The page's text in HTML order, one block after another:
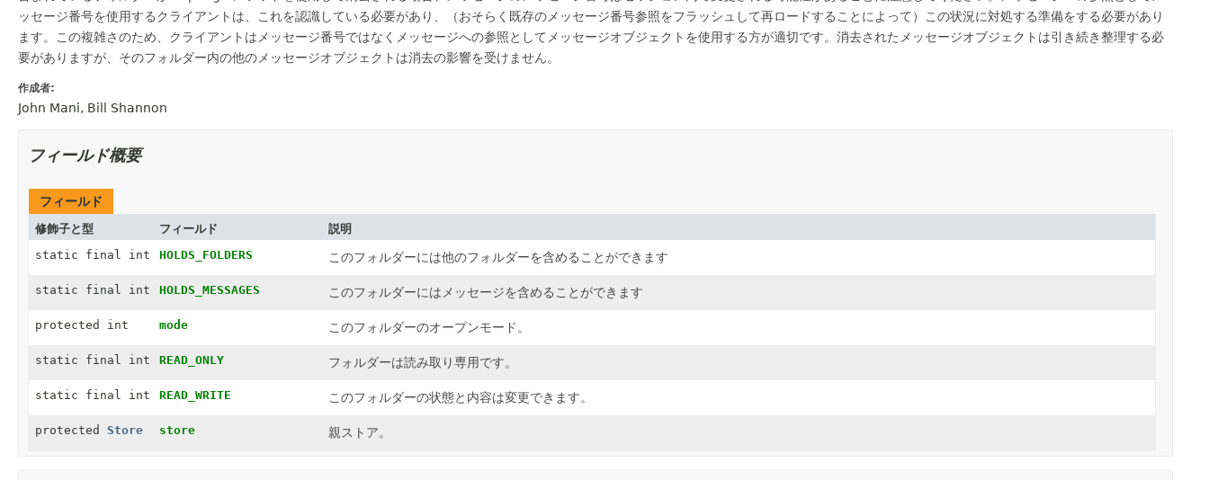
ッセージ番号を使用するクライアントは、これを認識している必要があり、（おそらく既存のメッセージ番号参照をフラッシュして再ロードすることによって）この状況に対処する準備をする必要があり
ます。この複雑さのため、クライアントはメッセージ番号ではなくメッセージへの参照としてメッセージオブジェクトを使用する方が適切です。消去されたメッセージオブジェクトは引き続き整理する必
要がありますが、そのフォルダー内の他のメッセージオブジェクトは消去の影響を受けません。
作成者:
John Mani, Bill Shannon
フィールド概要
フィールド
修飾子と型 フィールド
説明
static final int
HOLDS_FOLDERS このフォルダーには他のフォルダーを含めることができます
static final int HOLDS_MESSAGES このフォルダーにはメッセージを含めることができます
protected int mode このフォルダーのオープンモード。
static final int READ_ONLY フォルダーは読み取り専用です。
static final int READ_WRITE このフォルダーの状態と内容は変更できます。
protected Store store 親ストア。